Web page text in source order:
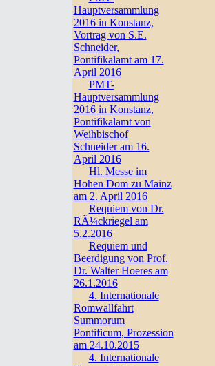
Hauptversammlung
2016 in Konstanz,
Vortrag von S.E.
Schneider,
Pontifikalamt am 17.
April 2016
PMT-
Hauptversammlung
2016 in Konstanz,
Pontifikalamt von
Weihbischof
Schneider am 16.
April 2016
Hl. Messe im
Hohen Dom zu Mainz
am 2. April 2016
Requiem von Dr.
RÃ¼ckriegel am
5.2.2016
Requiem und
Beerdigung von Prof.
Dr. Walter Hoeres am
26.1.2016
4. Internationale
Romwallfahrt
Summorum
Pontificum, Prozession
am 24.10.2015
4. Internationale